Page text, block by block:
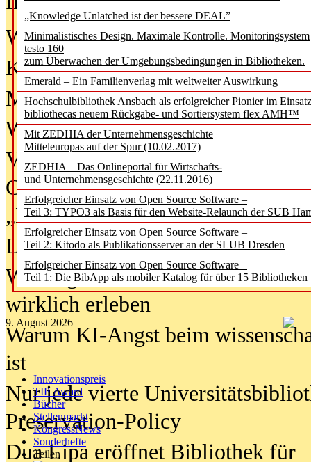
„Knowledge Unlatched ist der bessere DEAL”
Minimalistisches Design. Maximale Kontrolle. Monitoringsystem
testo 160
zum Überwachen der Umgebungsbedingungen in Bibliotheken.
Emerald – Ein Familienverlag mit weltweiter Auswirkung
Hochschulbibliothek Ansbach als erfolgreicher Pionier im
bibliothecas neuem Rückgabe- und Sortiersystem flex AMH™
Mit ZEDHIA der Unternehmensgeschichte
Mitteleuropas auf der Spur (10.02.2017)
ZEDHIA – Das Onlineportal für Wirtschafts-
und Unternehmensgeschichte (22.11.2016)
Erfolgreicher Einsatz von Open Source Software –
Teil 3: TYPO3 als Basis für den Website-Relaunch der SUB
Erfolgreicher Einsatz von Open Source Software –
Teil 2: Kitodo als Publikationsserver an der SLUB Dresden
Erfolgreicher Einsatz von Open Source Software –
Teil 1: Die BibApp als mobiler Katalog für über 15 Bibliotheken
9. August 2026
Innovationspreis
TIP Award
Bücher
Stellenmarkt
KongressNews
Sonderhefte
Teilen
Was Hochschul­bibliotheken von
Kinder in der digitalen Welt
Metadaten als Infrastruktur
Wenn Bots katalogisieren
Von Abschlusskleidern bis
Geisterjagd-Ausrüstung in der
„Library of Things“ unterwegs
Lesen als Infrastrukturaufgabe
Wie Jugendliche Social Media
wirklich erleben
Warum KI-Angst beim
ist
Nur jede vierte
Preservation-Policy
Dua Lipa eröffnet Bibliothek für